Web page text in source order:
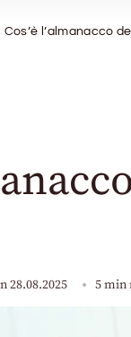
Cos’è l’almanacco
28.08.2025 5 min